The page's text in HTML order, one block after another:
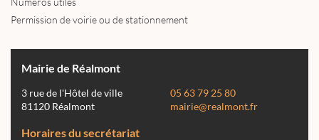
Permission de voirie ou de stationnement
Mairie de Réalmont
3 rue de l'Hôtel de ville
81120 Réalmont
05 63 79 25 80
mairie@realmont.fr
Horaires du secrétariat